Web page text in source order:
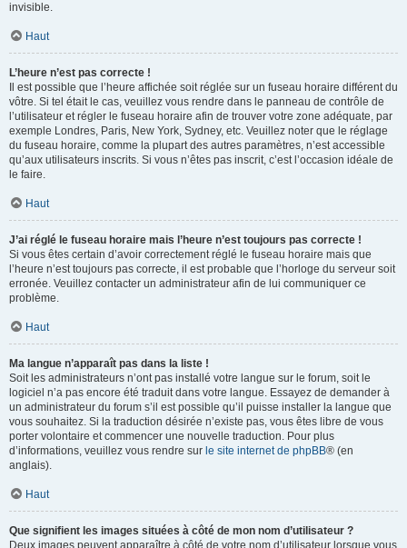
invisible.
Haut
L’heure n’est pas correcte !
Il est possible que l’heure affichée soit réglée sur un fuseau horaire différent du
vôtre. Si tel était le cas, veuillez vous rendre dans le panneau de contrôle de
l’utilisateur et régler le fuseau horaire afin de trouver votre zone adéquate, par
exemple Londres, Paris, New York, Sydney, etc. Veuillez noter que le réglage
du fuseau horaire, comme la plupart des autres paramètres, n’est accessible
qu’aux utilisateurs inscrits. Si vous n’êtes pas inscrit, c’est l’occasion idéale de
le faire.
Haut
J’ai réglé le fuseau horaire mais l’heure n’est toujours pas correcte !
Si vous êtes certain d’avoir correctement réglé le fuseau horaire mais que
l’heure n’est toujours pas correcte, il est probable que l’horloge du serveur soit
erronée. Veuillez contacter un administrateur afin de lui communiquer ce
problème.
Haut
Ma langue n’apparaît pas dans la liste !
Soit les administrateurs n’ont pas installé votre langue sur le forum, soit le
logiciel n’a pas encore été traduit dans votre langue. Essayez de demander à
un administrateur du forum s’il est possible qu’il puisse installer la langue que
vous souhaitez. Si la traduction désirée n’existe pas, vous êtes libre de vous
porter volontaire et commencer une nouvelle traduction. Pour plus
d’informations, veuillez vous rendre sur le site internet de phpBB® (en
anglais).
Haut
Que signifient les images situées à côté de mon nom d’utilisateur ?
Deux images peuvent apparaître à côté de votre nom d’utilisateur lorsque vous